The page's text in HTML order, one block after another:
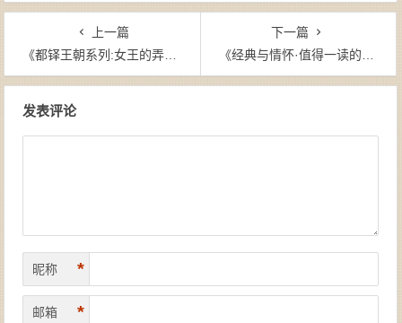
上一篇
《都铎王朝系列:女王的弄臣》[英]菲利帕·格里高利（作者）-epub+mobi
下一篇
《经典与情怀·值得一读的20本小说名作（全20册）》-epub+mobi+azw3
发表评论
昵称 *
邮箱 *